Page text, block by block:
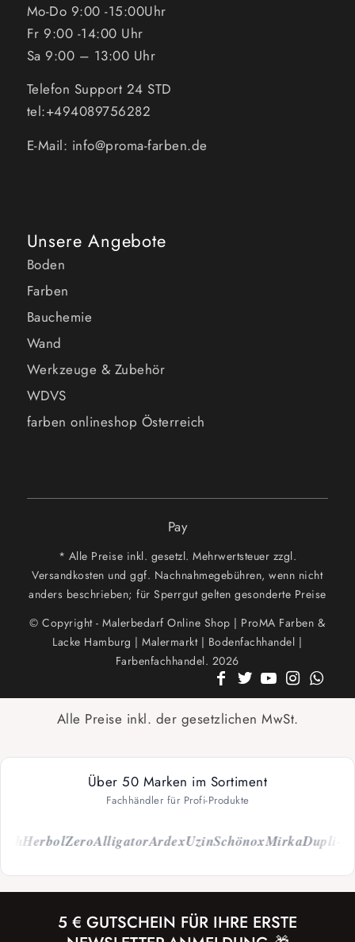
Mo-Do 9:00 -15:00Uhr
Fr 9:00 -14:00 Uhr
Sa 9:00 – 13:00 Uhr
Telefon Support 24 STD
tel:+494089756282
E-Mail: info@proma-farben.de
Unsere Angebote
Boden
Farben
Bauchemie
Wand
Werkzeuge & Zubehör
WDVS
farben onlineshop Österreich
Pay
* Alle Preise inkl. gesetzl. Mehrwertsteuer zzgl.
Versandkosten und ggf. Nachnahmegebühren, wenn nicht
anders beschrieben; für Sperrgut gelten gesonderte Preise
© Copyright - Malerbedarf Online Shop | ProMA Farben &
Lacke Hamburg | Malermarkt | Bodenfachhandel |
Farbenfachhandel. 2026
Alle Preise inkl. der gesetzlichen MwSt.
Über 50 Marken im Sortiment
Fachhändler für Profi-Produkte
HerbolZeroAlligatorArdexUzinSchönoxMirkaDupli-
5 € GUTSCHEIN FÜR IHRE ERSTE